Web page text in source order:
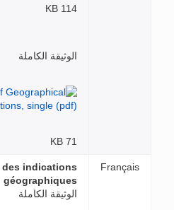
114 KB
الوثيقة الكاملة
71 KB
Français
indications
géographiques
الوثيقة الكاملة